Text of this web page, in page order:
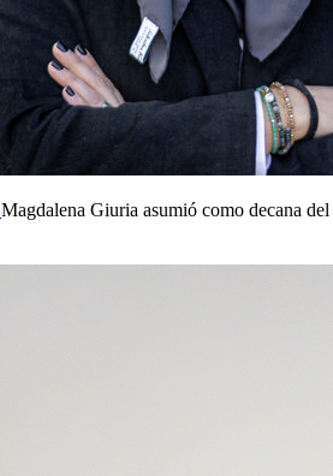
Magdalena Giuria asumió como decana del